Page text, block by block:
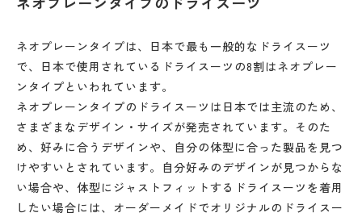
ネオプレーンタイプは、日本で最も一般的なドライスーツ
で、日本で使用されているドライスーツの8割はネオプレー
ンタイプといわれています。
ネオプレーンタイプのドライスーツは日本では主流のため、
さまざまなデザイン・サイズが発売されています。そのた
め、好みに合うデザインや、自分の体型に合った製品を見つ
けやすいとされています。自分好みのデザインが見つからな
い場合や、体型にジャストフィットするドライスーツを着用
したい場合には、オーダーメイドでオリジナルのドライスー